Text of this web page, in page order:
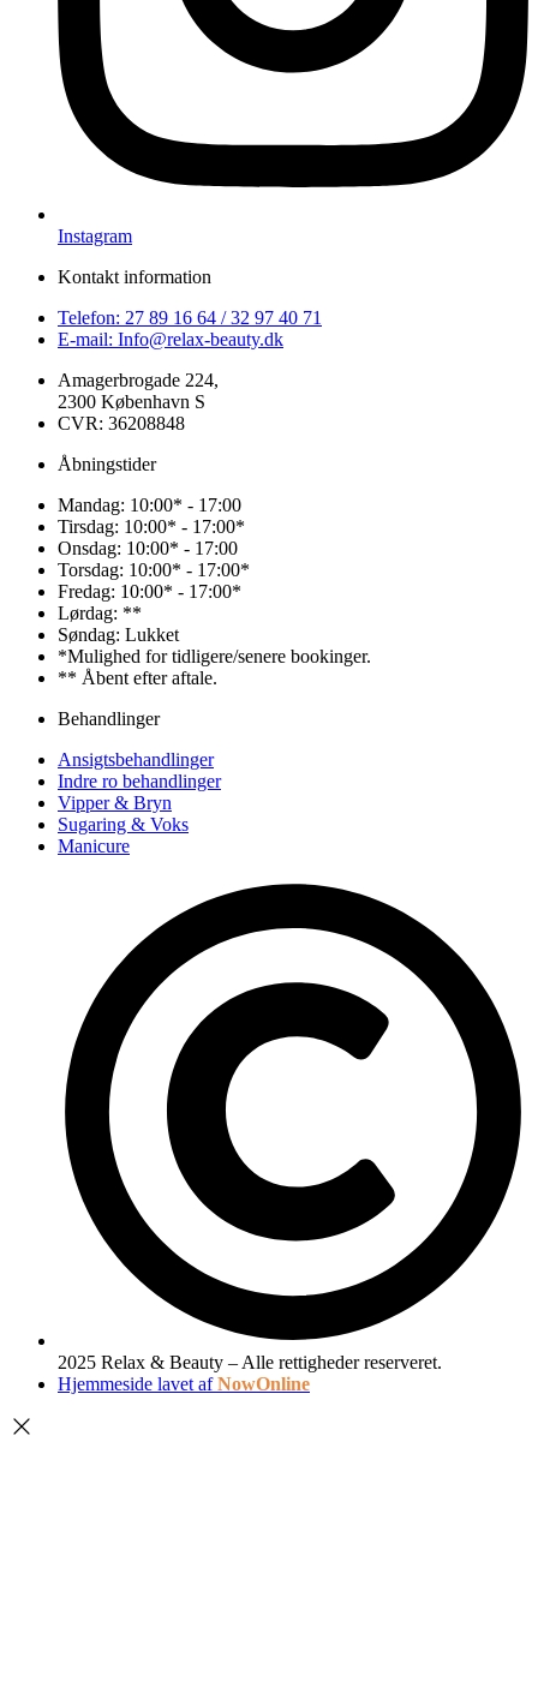
Instagram
Kontakt information
Telefon: 27 89 16 64 / 32 97 40 71
E-mail: Info@relax-beauty.dk
Amagerbrogade 224,
2300 København S
CVR: 36208848
Åbningstider
Mandag: 10:00* - 17:00
Tirsdag: 10:00* - 17:00*
Onsdag: 10:00* - 17:00
Torsdag: 10:00* - 17:00*
Fredag: 10:00* - 17:00*
Lørdag: **
Søndag: Lukket
*Mulighed for tidligere/senere bookinger.
** Åbent efter aftale.
Behandlinger
Ansigtsbehandlinger
Indre ro behandlinger
Vipper & Bryn
Sugaring & Voks
Manicure
2025 Relax & Beauty – Alle rettigheder reserveret.
Hjemmeside lavet afNowOnline